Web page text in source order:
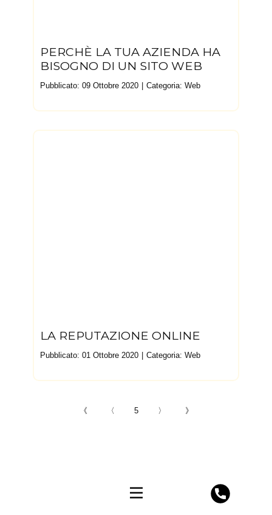
PERCHÈ LA TUA AZIENDA HA
BISOGNO DI UN SITO WEB
Pubblicato: 09 Ottobre 2020 Categoria: Web
LA REPUTAZIONE ONLINE
Pubblicato: 01 Ottobre 2020 Categoria: Web
《 〈 5 〉 》